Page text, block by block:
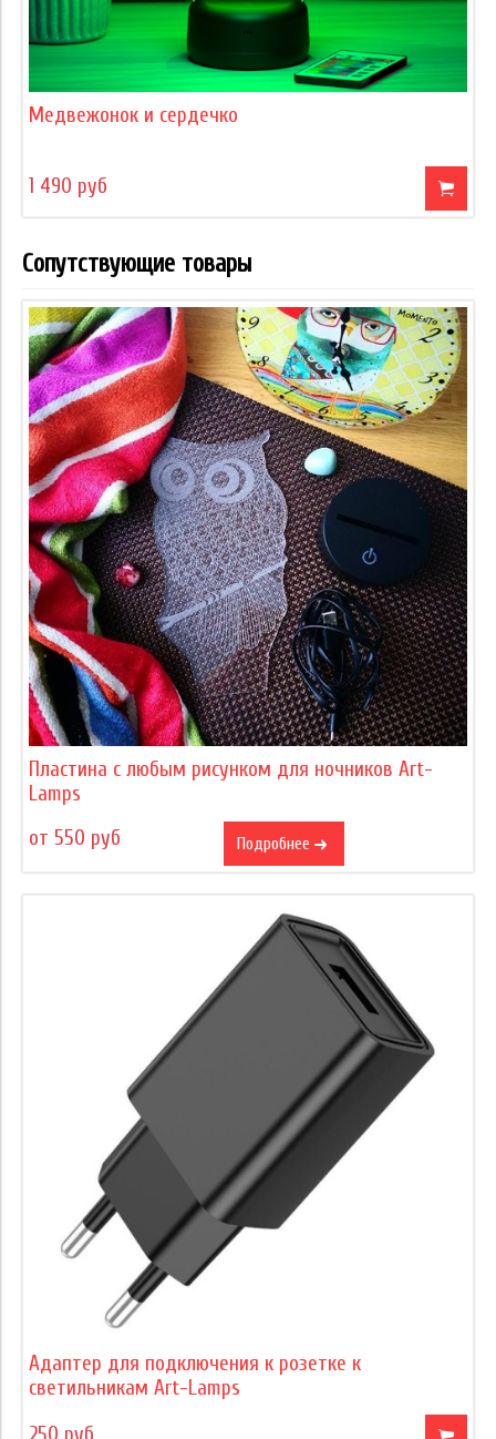
Медвежонок и сердечко
1 490 руб
Сопутствующие товары
Пластина с любым рисунком для ночников Art-
Lamps
от 550 руб
Подробнее
Адаптер для подключения к розетке к
светильникам Art-Lamps